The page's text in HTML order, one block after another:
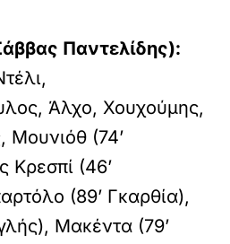
Παντελίδης):
Άλχο, Χουχούμης,
Μουνιόθ (74’
Κρεσπί (46’
(89’ Γκαρθία),
Μακέντα (79’